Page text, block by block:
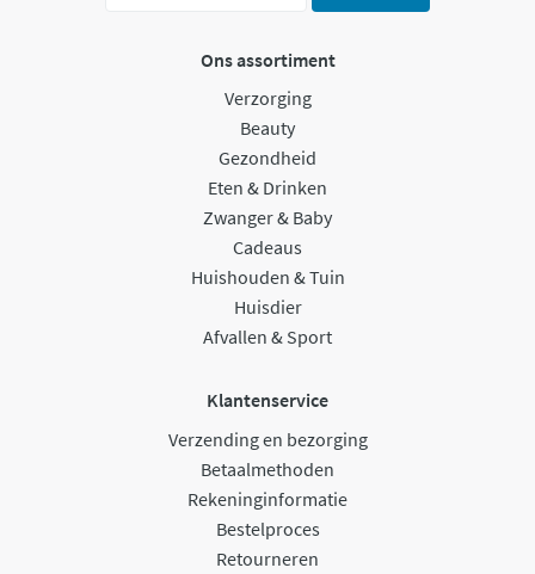
Ons assortiment
Verzorging
Beauty
Gezondheid
Eten & Drinken
Zwanger & Baby
Cadeaus
Huishouden & Tuin
Huisdier
Afvallen & Sport
Klantenservice
Verzending en bezorging
Betaalmethoden
Rekeninginformatie
Bestelproces
Retourneren